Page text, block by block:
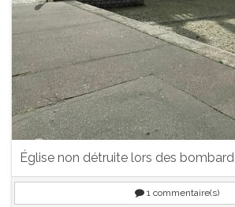
Église non détruite lors des
1commentaire(s)